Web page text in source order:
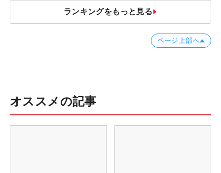
ランキングをもっと見る
ページ上部へ
オススメの記事